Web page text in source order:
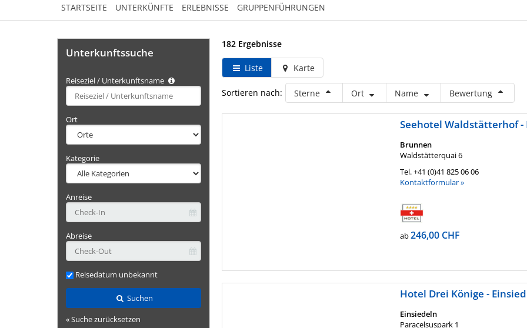
STARTSEITE UNTERKÜNFTE ERLEBNISSE GRUPPENFÜHRUNGEN
182 Ergebnisse
Liste Karte
Sortieren nach: Sterne Ort Name Bewertung
Seehotel Waldstätterhof -
Brunnen
Waldstätterquai 6
Tel.+41 (0)41 825 06 06
Kontaktformular »
ab246,00 CHF
Hotel Drei Könige -
Einsiedeln
Paracelsuspark 1
Unterkunftssuche
Reiseziel / Unterkunftsname
Type 2 or
characters
Ort
Kategorie
Anreise
Abreise
Reisedatum unbekannt
Suchen
« Suche zurücksetzen